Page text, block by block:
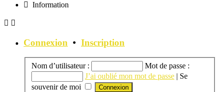
Information
Connexion • Inscription
Nom d’utilisateur :
Mot de passe :
J’ai oublié mon mot de passe | Se
souvenir de moi